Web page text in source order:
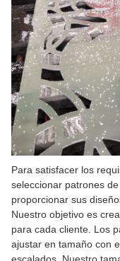
Para satisfacer los
seleccionar patrones
proporcionar sus
Nuestro objetivo es
para cada cliente. Los
ajustar en tamaño con